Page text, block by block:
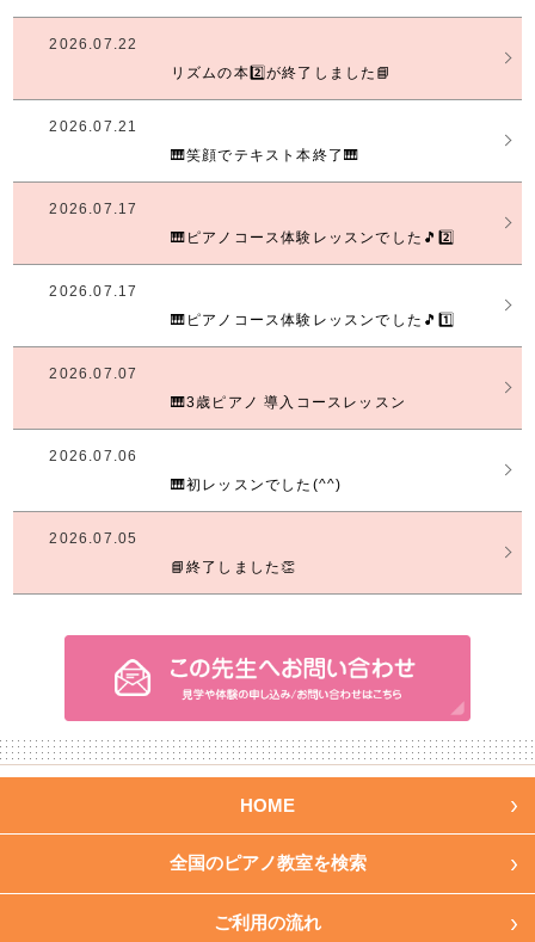
2026.07.22
リズムの本2️⃣が終了しました📘
2026.07.21
🎹笑顔でテキスト本終了🎹
2026.07.17
🎹ピアノコース体験レッスンでした🎵2️⃣
2026.07.17
🎹ピアノコース体験レッスンでした🎵1️⃣
2026.07.07
🎹3歳ピアノ 導入コースレッスン
2026.07.06
🎹初レッスンでした(^^)
2026.07.05
📘終了しました👏
HOME
全国のピアノ教室を検索
ご利用の流れ